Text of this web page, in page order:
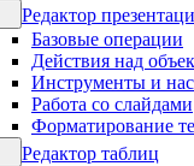
Редактор
Базовые операции
Действия над
Инструменты и
Работа со слайдами
Форматирование
Редактор таблиц